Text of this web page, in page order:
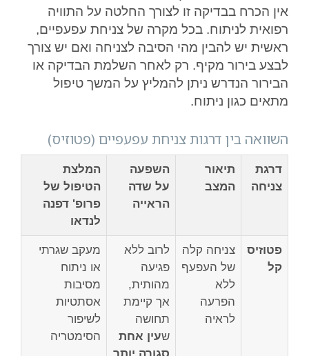
אין הכרח בבדיקה זו לצורך החלטה על התוויה
רפואית לניתוח. בכל מקרה של צניחת עפעפיים,
ראשית יש להבין מהי הסיבה לצניחה ואם יש צורך
לבצע בירור מקיף. רק לאחר השלמת הבדיקה או
הבירור הנדרש ניתן להמליץ על המשך טיפול
מתאים כגון ניתוח.
השוואה בין דרגות צניחת עפעפיים (פטוזיס)
דרגת
צניחה
תיאור
המצב
השפעה
על שדה
הראייה
המלצת
הטיפול של
פרופ' דפנה
לנדאו
פטוזיס
קל
צניחה קלה
של העפעף
ללא
הפרעה
לראיה
לרוב ללא
פגיעה
מהותית,
אך קיימת
תחושה
שעין אחת
מעקב שגרתי
או ניתוח
מסיבות
אסתטיות
לשיפור
הסימטריה